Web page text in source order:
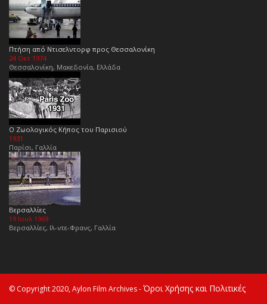
Πτήση από Ντισελντορφ προς Θεσσαλονίκη
24 Οκτ 1974
Θεσσαλονίκη, Μακεδονία, Ελλάδα
Ο Ζωολογικός Κήπος του Παρισιού
1931
Παρίσι, Γαλλία
Βερσαλλίες
19 Ιουλ 1969
Βερσαλλίες, Ιλ-ντε-Φρανς, Γαλλία
© Copyright 2020, Aylon Film Archives -Όροι Χρήσης και Πολιτικές